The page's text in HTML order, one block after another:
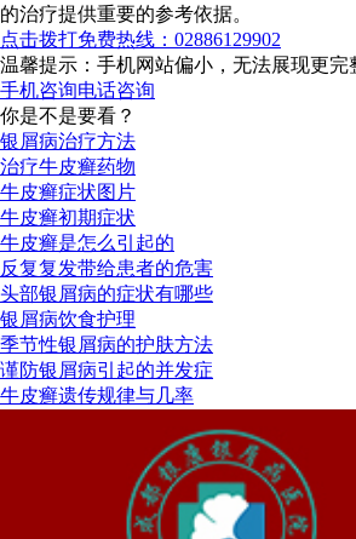
的治疗提供重要的参考依据。
点击拨打免费热线：02886129902
温馨提示：手机网站偏小，无法展现更
手机咨询电话咨询
你是不是要看？
银屑病治疗方法
治疗牛皮癣药物
牛皮癣症状图片
牛皮癣初期症状
牛皮癣是怎么引起的
反复复发带给患者的危害
头部银屑病的症状有哪些
银屑病饮食护理
季节性银屑病的护肤方法
谨防银屑病引起的并发症
牛皮癣遗传规律与几率